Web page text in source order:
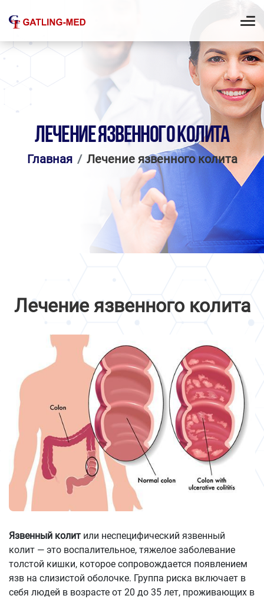
ЛЕЧЕНИЕ ЯЗВЕННОГО КОЛИТА
Главная Лечение язвенного колита
Лечение язвенного колита
Язвенный колит или неспецифический язвенный
колит — это воспалительное, тяжелое заболевание
толстой кишки, которое сопровождается появлением
язв на слизистой оболочке. Группа риска включает в
себя людей в возрасте от 20 до 35 лет, проживающих в